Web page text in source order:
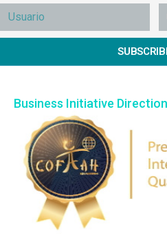
Business Initiative